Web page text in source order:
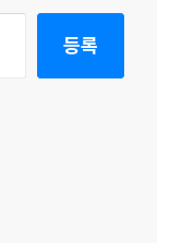
등록